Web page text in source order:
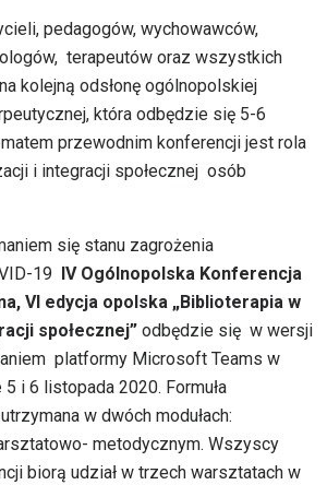
pedagogów, wychowawców,
terapeutów oraz wszystkich
kolejną odsłonę ogólnopolskiej
która odbędzie się 5-6
przewodnim konferencji jest rola
i integracji społecznej osób
się stanu zagrożenia
19 IV Ogólnopolska Konferencja
VI edycja opolska „Biblioterapia w
społecznej” odbędzie się w wersji
platformy Microsoft Teams w
i 6 listopada 2020. Formuła
w dwóch modułach:
metodycznym. Wszyscy
biorą udział w trzech warsztatach w